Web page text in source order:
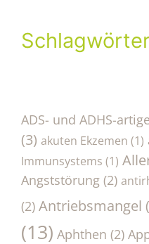
ADS- und ADHS-
(3) akuten Ekzemen (1)
Immunsystems (1)
Angststörung (2)
(2) Antriebsmangel
(13) Aphthen (2)